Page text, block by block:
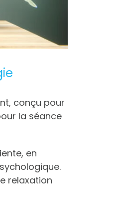
conçu pour
la séance
en
relaxation